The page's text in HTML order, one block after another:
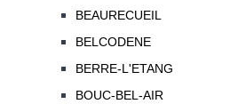
BEAURECUEIL
BELCODENE
BERRE-L'ETANG
BOUC-BEL-AIR